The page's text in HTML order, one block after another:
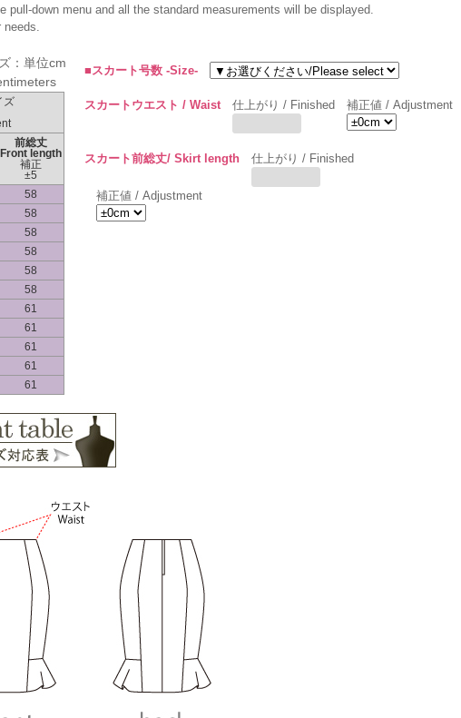
pull-down menu and all the standard measurements will be displayed.
needs.
：単位cm
ズ
前総丈
Front length
補正
±5
58
58
58
58
58
58
61
61
61
61
61
■スカート号数 -Size-
スカートウエスト / Waist 仕上がり / Finished 補正値 / Adjustment
スカート前総丈/ Skirt length 仕上がり / Finished
補正値 / Adjustment